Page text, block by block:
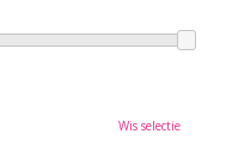
Wis selectie